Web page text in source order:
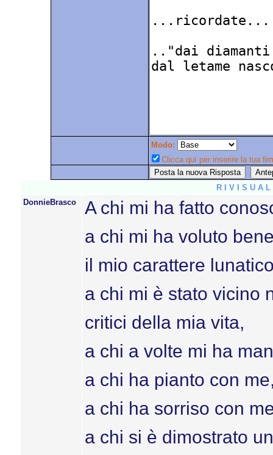
Modo:
Clicca quì per inserire la tua
R I V I S U A
DonnieBrasco
A chi mi ha fatto
a chi mi ha voluto
il mio carattere
a chi mi è stato vicino
critici della mia vita,
a chi a volte mi ha
a chi ha pianto con
a chi ha sorriso con
a chi si è dimostrato